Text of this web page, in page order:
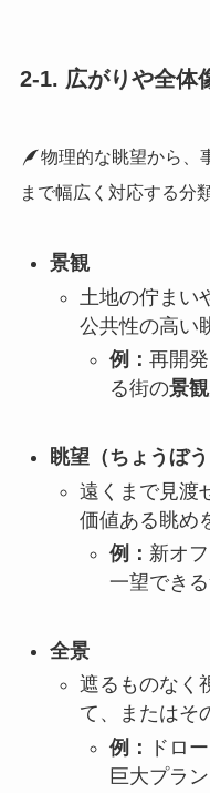
2-1. 広がりや全体
物理的な眺望から、
まで幅広く対応する分類
景観
土地の佇まい
公共性の高い
例： 再開
る街の景観
眺望（ちょうぼう
遠くまで見渡
価値ある眺め
例： 新オ
一望でき
全景
遮るものなく
て、またはそ
例：
ドロ
巨大プラ